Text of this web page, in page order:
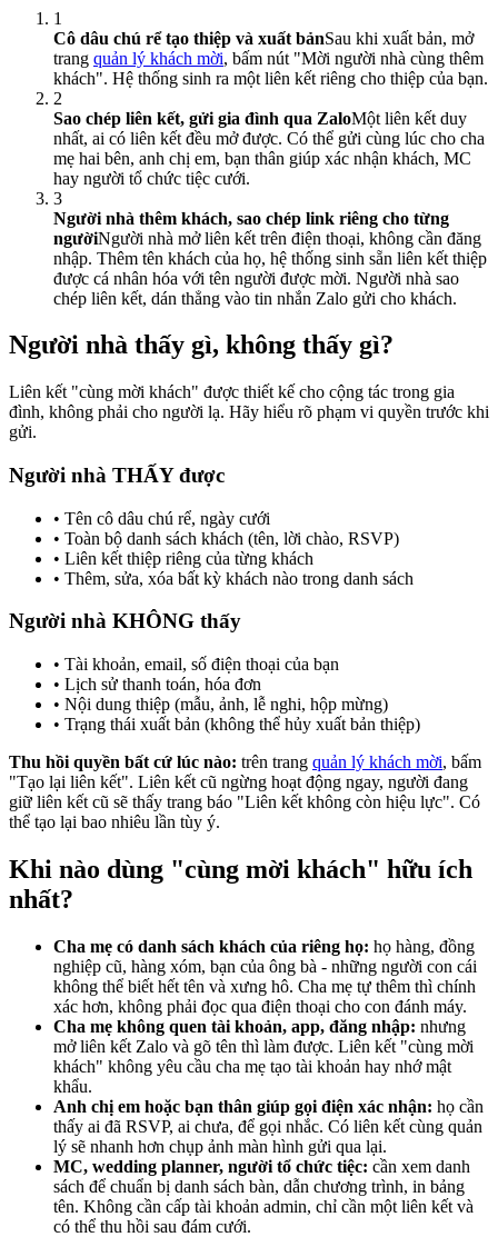
1
Cô dâu chú rể tạo thiệp và xuất bảnSau khi xuất bản, mở
trang quản lý khách mời, bấm nút "Mời người nhà cùng thêm
khách". Hệ thống sinh ra một liên kết riêng cho thiệp của bạn.
2
Sao chép liên kết, gửi gia đình qua ZaloMột liên kết duy
nhất, ai có liên kết đều mở được. Có thể gửi cùng lúc cho cha
mẹ hai bên, anh chị em, bạn thân giúp xác nhận khách, MC
hay người tổ chức tiệc cưới.
3
Người nhà thêm khách, sao chép link riêng cho từng
ngườiNgười nhà mở liên kết trên điện thoại, không cần đăng
nhập. Thêm tên khách của họ, hệ thống sinh sẵn liên kết thiệp
được cá nhân hóa với tên người được mời. Người nhà sao
chép liên kết, dán thẳng vào tin nhắn Zalo gửi cho khách.
Người nhà thấy gì, không thấy gì?
Liên kết "cùng mời khách" được thiết kế cho cộng tác trong gia
đình, không phải cho người lạ. Hãy hiểu rõ phạm vi quyền trước khi
gửi.
Người nhà THẤY được
• Tên cô dâu chú rể, ngày cưới
• Toàn bộ danh sách khách (tên, lời chào, RSVP)
• Liên kết thiệp riêng của từng khách
• Thêm, sửa, xóa bất kỳ khách nào trong danh sách
Người nhà KHÔNG thấy
• Tài khoản, email, số điện thoại của bạn
• Lịch sử thanh toán, hóa đơn
• Nội dung thiệp (mẫu, ảnh, lễ nghi, hộp mừng)
• Trạng thái xuất bản (không thể hủy xuất bản thiệp)
Thu hồi quyền bất cứ lúc nào: trên trang quản lý khách mời, bấm
"Tạo lại liên kết". Liên kết cũ ngừng hoạt động ngay, người đang
giữ liên kết cũ sẽ thấy trang báo "Liên kết không còn hiệu lực". Có
thể tạo lại bao nhiêu lần tùy ý.
Khi nào dùng "cùng mời khách" hữu ích
nhất?
Cha mẹ có danh sách khách của riêng họ: họ hàng, đồng
nghiệp cũ, hàng xóm, bạn của ông bà - những người con cái
không thể biết hết tên và xưng hô. Cha mẹ tự thêm thì chính
xác hơn, không phải đọc qua điện thoại cho con đánh máy.
Cha mẹ không quen tài khoản, app, đăng nhập: nhưng
mở liên kết Zalo và gõ tên thì làm được. Liên kết "cùng mời
khách" không yêu cầu cha mẹ tạo tài khoản hay nhớ mật
khẩu.
Anh chị em hoặc bạn thân giúp gọi điện xác nhận: họ cần
thấy ai đã RSVP, ai chưa, để gọi nhắc. Có liên kết cùng quản
lý sẽ nhanh hơn chụp ảnh màn hình gửi qua lại.
MC, wedding planner, người tổ chức tiệc: cần xem danh
sách để chuẩn bị danh sách bàn, dẫn chương trình, in bảng
tên. Không cần cấp tài khoản admin, chỉ cần một liên kết và
có thể thu hồi sau đám cưới.